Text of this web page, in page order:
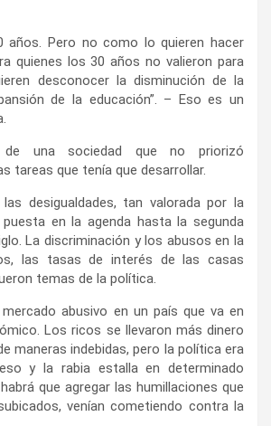
años. Pero no como lo quieren hacer
quienes los 30 años no valieron para
desconocer la disminución de la
de la educación”. – Eso es un
una sociedad que no priorizó
tareas que tenía que desarrollar.
desigualdades, tan valorada por la
en la agenda hasta la segunda
La discriminación y los abusos en la
las tasas de interés de las casas
temas de la política.
abusivo en un país que va en
Los ricos se llevaron más dinero
maneras indebidas, pero la política era
y la rabia estalla en determinado
que agregar las humillaciones que
venían cometiendo contra la